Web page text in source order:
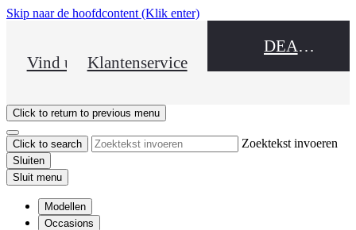
Skip naar de hoofdcontent (Klik enter)
Vind uw dealerKlantenservice
DEALER NAME
Click to return to previous menu
Click to search Zoektekst invoeren
Sluiten
Sluit menu
Modellen
Occasions